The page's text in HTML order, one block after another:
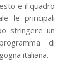
e il quadro
le principali
stringere un
di
italiana.